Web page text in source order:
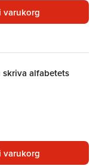
varukorg
alfabetets
varukorg